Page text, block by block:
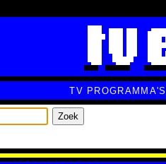
TV PROGRAMMA'S
Zoek